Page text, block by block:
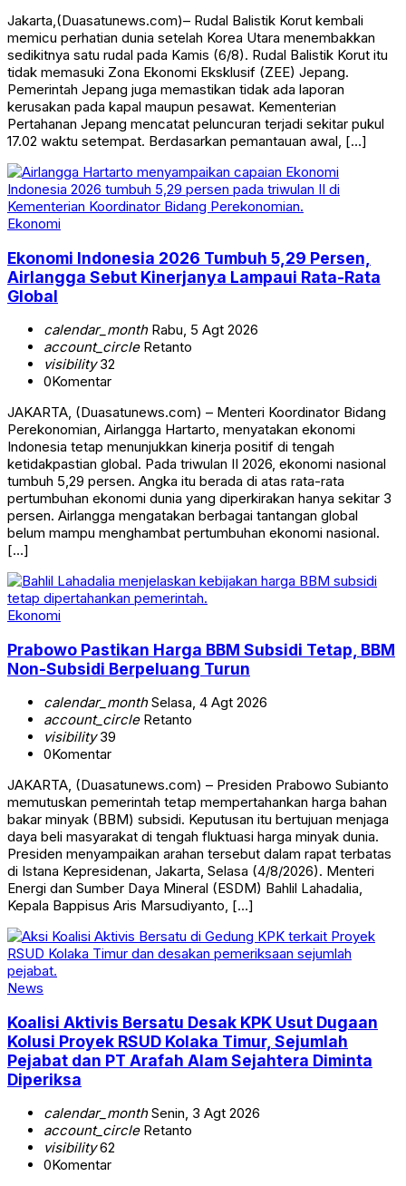
Jakarta,(Duasatunews.com)– Rudal Balistik Korut kembali
memicu perhatian dunia setelah Korea Utara menembakkan
sedikitnya satu rudal pada Kamis (6/8). Rudal Balistik Korut itu
tidak memasuki Zona Ekonomi Eksklusif (ZEE) Jepang.
Pemerintah Jepang juga memastikan tidak ada laporan
kerusakan pada kapal maupun pesawat. Kementerian
Pertahanan Jepang mencatat peluncuran terjadi sekitar pukul
17.02 waktu setempat. Berdasarkan pemantauan awal, […]
Ekonomi
Ekonomi Indonesia 2026 Tumbuh 5,29 Persen,
Airlangga Sebut Kinerjanya Lampaui Rata-Rata
Global
calendar_monthRabu, 5 Agt 2026
account_circleRetanto
visibility32
0Komentar
JAKARTA, (Duasatunews.com) – Menteri Koordinator Bidang
Perekonomian, Airlangga Hartarto, menyatakan ekonomi
Indonesia tetap menunjukkan kinerja positif di tengah
ketidakpastian global. Pada triwulan II 2026, ekonomi nasional
tumbuh 5,29 persen. Angka itu berada di atas rata-rata
pertumbuhan ekonomi dunia yang diperkirakan hanya sekitar 3
persen. Airlangga mengatakan berbagai tantangan global
belum mampu menghambat pertumbuhan ekonomi nasional.
[…]
Ekonomi
Prabowo Pastikan Harga BBM Subsidi Tetap, BBM
Non-Subsidi Berpeluang Turun
calendar_monthSelasa, 4 Agt 2026
account_circleRetanto
visibility39
0Komentar
JAKARTA, (Duasatunews.com) – Presiden Prabowo Subianto
memutuskan pemerintah tetap mempertahankan harga bahan
bakar minyak (BBM) subsidi. Keputusan itu bertujuan menjaga
daya beli masyarakat di tengah fluktuasi harga minyak dunia.
Presiden menyampaikan arahan tersebut dalam rapat terbatas
di Istana Kepresidenan, Jakarta, Selasa (4/8/2026). Menteri
Energi dan Sumber Daya Mineral (ESDM) Bahlil Lahadalia,
Kepala Bappisus Aris Marsudiyanto, […]
News
Koalisi Aktivis Bersatu Desak KPK Usut Dugaan
Kolusi Proyek RSUD Kolaka Timur, Sejumlah
Pejabat dan PT Arafah Alam Sejahtera Diminta
Diperiksa
calendar_monthSenin, 3 Agt 2026
account_circleRetanto
visibility62
0Komentar